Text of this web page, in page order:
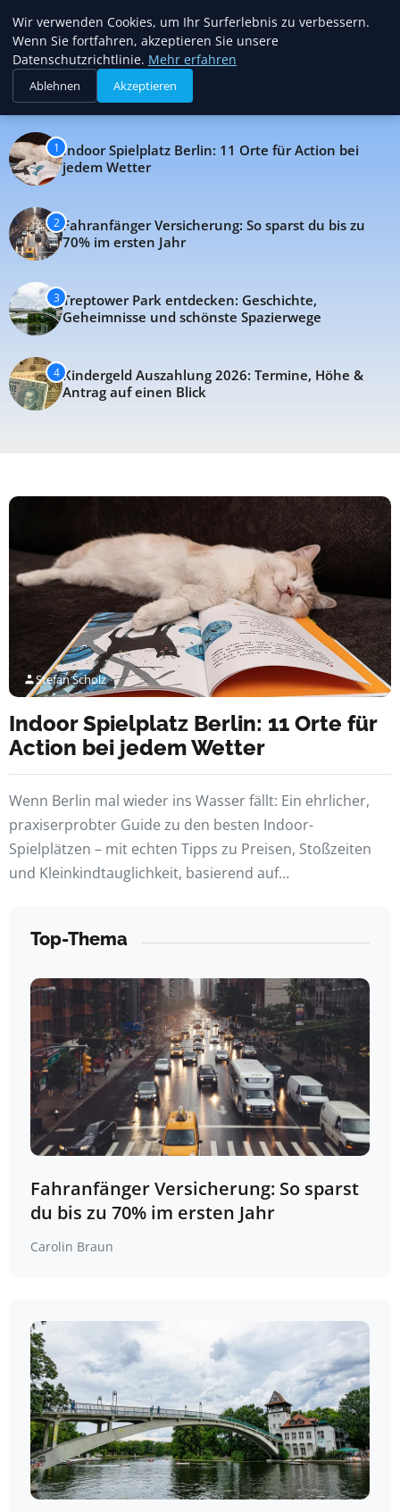
Mariannes Kinderladen -
Mariannes
Kinderladen
NACHRICHTEN, TIPPS UND
EINBLICKE
1 Indoor Spielplatz Berlin: 11 Orte für Action bei
jedem Wetter
2 Fahranfänger Versicherung: So sparst du bis zu
70% im ersten Jahr
3 Treptower Park entdecken: Geschichte,
Geheimnisse und schönste Spazierwege
4 Kindergeld Auszahlung 2026: Termine, Höhe &
Antrag auf einen Blick
Stefan Scholz
Indoor Spielplatz Berlin: 11 Orte für
Action bei jedem Wetter
Wenn Berlin mal wieder ins Wasser fällt: Ein ehrlicher,
praxiserprobter Guide zu den besten Indoor-
Spielplätzen – mit echten Tipps zu Preisen, Stoßzeiten
und Kleinkindtauglichkeit, basierend auf…
Top-Thema
Fahranfänger Versicherung: So sparst
du bis zu 70% im ersten Jahr
Carolin Braun
Wir verwenden Cookies, um Ihr Surferlebnis zu verbessern.
Wenn Sie fortfahren, akzeptieren Sie unsere
Datenschutzrichtlinie. Mehr erfahren
Ablehnen Akzeptieren